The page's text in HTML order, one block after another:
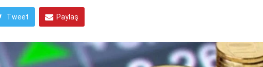
Tweet Paylaş